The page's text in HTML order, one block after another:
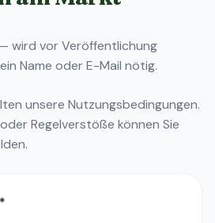
wird vor Veröffentlichung
Name oder E-Mail nötig.
unsere Nutzungsbedingungen.
Regelverstöße können Sie
*